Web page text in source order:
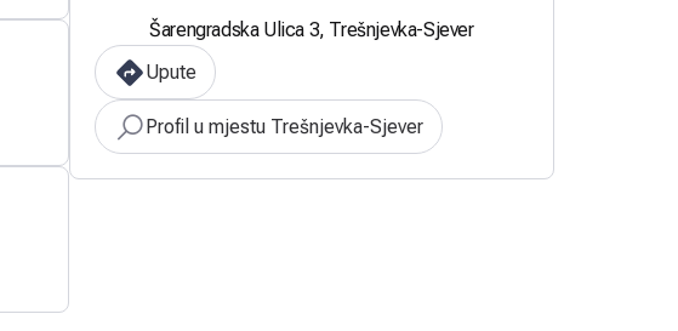
Šarengradska Ulica 3, Trešnjevka-Sjever
Upute
Profil u mjestu Trešnjevka-Sjever